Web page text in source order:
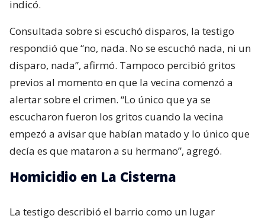
indicó.
Consultada sobre si escuchó disparos, la testigo
respondió que “no, nada. No se escuchó nada, ni un
disparo, nada”, afirmó. Tampoco percibió gritos
previos al momento en que la vecina comenzó a
alertar sobre el crimen. “Lo único que ya se
escucharon fueron los gritos cuando la vecina
empezó a avisar que habían matado y lo único que
decía es que mataron a su hermano”, agregó.
Homicidio en La Cisterna
La testigo describió el barrio como un lugar